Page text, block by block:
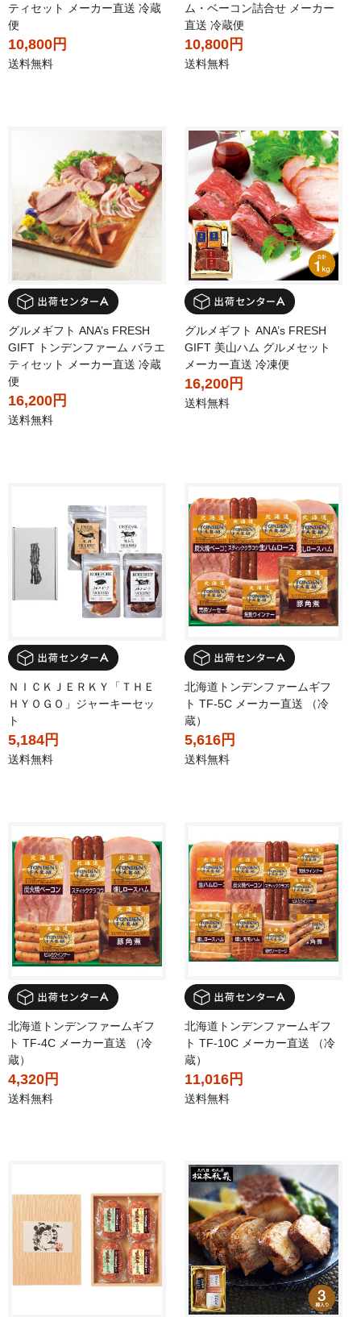
ティセット メーカー直送 冷蔵
便
10,800円
送料無料
ム・ベーコン詰合せ メーカー
直送 冷蔵便
10,800円
送料無料
グルメギフト ANA’s FRESH
GIFT トンデンファーム バラエ
ティセット メーカー直送 冷蔵
便
16,200円
送料無料
グルメギフト ANA’s FRESH
GIFT 美山ハム グルメセット
メーカー直送 冷凍便
16,200円
送料無料
ＮＩＣＫＪＥＲＫＹ「ＴＨＥ
ＨＹＯＧＯ」ジャーキーセッ
ト
5,184円
送料無料
北海道トンデンファームギフ
ト TF-5C メーカー直送 （冷
蔵）
5,616円
送料無料
北海道トンデンファームギフ
ト TF-4C メーカー直送 （冷
蔵）
4,320円
送料無料
北海道トンデンファームギフ
ト TF-10C メーカー直送 （冷
蔵）
11,016円
送料無料